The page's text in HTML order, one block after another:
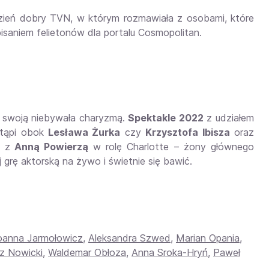
dobry TVN, w którym rozmawiała z osobami, które
felietonów dla portalu Cosmopolitan.
niebywała charyzmą.Spektakle 2022 z udziałem
obok Lesława Żurka czy Krzysztofa Ibisza oraz
z Anną Powierzą w rolę Charlotte – żony głównego
aktorską na żywo i świetnie się bawić.
Jarmołowicz, Aleksandra Szwed, Marian Opania,
Nowicki, Waldemar Obłoza, Anna Sroka-Hryń, Paweł